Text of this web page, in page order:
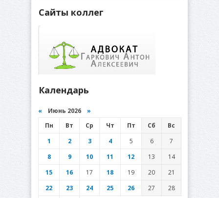
Сайты коллег
Календарь
« Июнь 2026 »
Пн
Вт Ср Чт Пт Сб
Вс
1
2 3 4 5 6
7
8
9 10 11 12 13
14
15
16 17 18 19 20
21
22
23 24 25 26 27
28